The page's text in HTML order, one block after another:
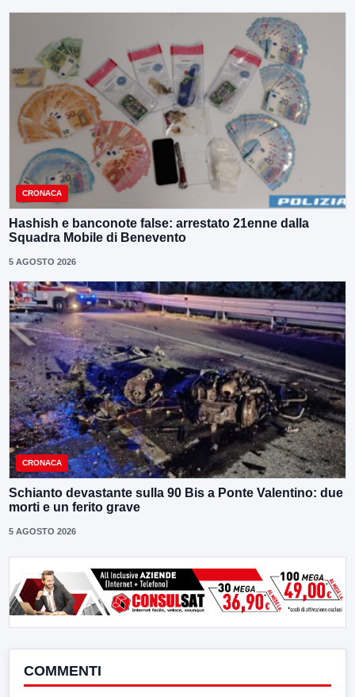
CRONACA
Hashish e banconote false: arrestato 21enne dalla
Squadra Mobile di Benevento
5 AGOSTO 2026
CRONACA
Schianto devastante sulla 90 Bis a Ponte Valentino: due
morti e un ferito grave
5 AGOSTO 2026
COMMENTI